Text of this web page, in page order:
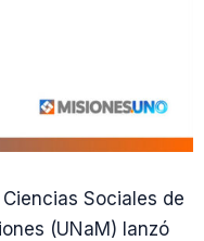
Sociales de
(UNaM) lanzó